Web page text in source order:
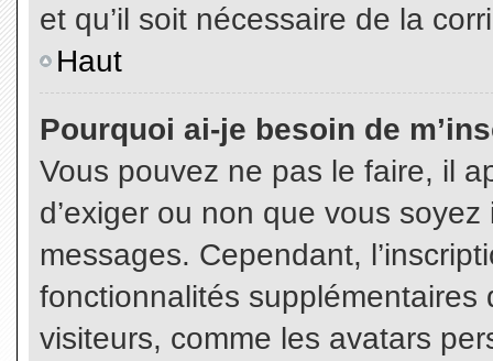
et qu’il soit nécessaire de la
Haut
Pourquoi ai-je besoin de
Vous pouvez ne pas le faire, il
d’exiger ou non que vous
messages. Cependant,
fonctionnalités
visiteurs, comme les avatars